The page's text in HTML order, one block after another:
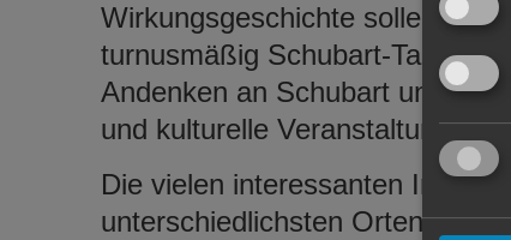
Wirkungsgeschichte sollen
turnusmäßig Schubart-
Andenken an Schubart und
und kulturelle Veranstaltungen
Die vielen interessanten
unterschiedlichsten Orten zu